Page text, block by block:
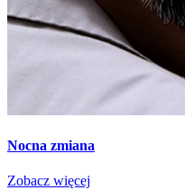
Nocna zmiana
Zobacz więcej